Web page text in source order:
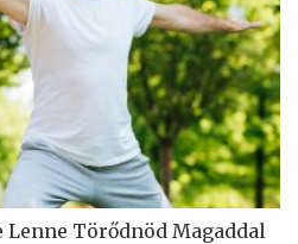
Lenne Törődnöd Magaddal